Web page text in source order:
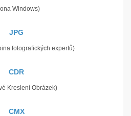
Windows)
JPG
fotografických expertů)
CDR
Kreslení Obrázek)
CMX